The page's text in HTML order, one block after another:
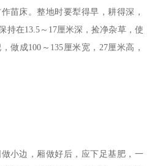
苗床。整地时要犁得早，耕得深，
持在13.5～17厘米深，捡净杂草，使
做成100～135厘米宽，27厘米高，
小边，厢做好后，应下足基肥，一